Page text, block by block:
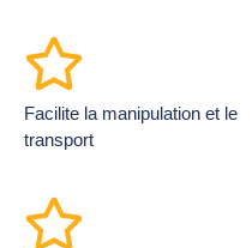
Facilite la manipulation et le
transport